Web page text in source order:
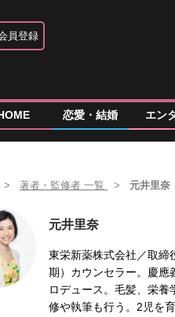
員登録
恋愛・結婚 エン
著者・監修者 一覧 元井里奈
元井里奈
東栄新薬株式会社／取締
期）カウンセラー。慶應
ロデュース。毛髪、栄
修や執筆も行う。2児を